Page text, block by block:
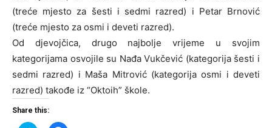
(treće mjesto za šesti i sedmi razred) i Petar Brnović
(treće mjesto za osmi i deveti razred).
Od djevojčica, drugo najbolje vrijeme u svojim
kategorijama osvojile su Nađa Vukčević (kategorija šesti i
sedmi razred) i Maša Mitrović (kategorija osmi i deveti
razred) takođe iz “Oktoih” škole.
Share this: